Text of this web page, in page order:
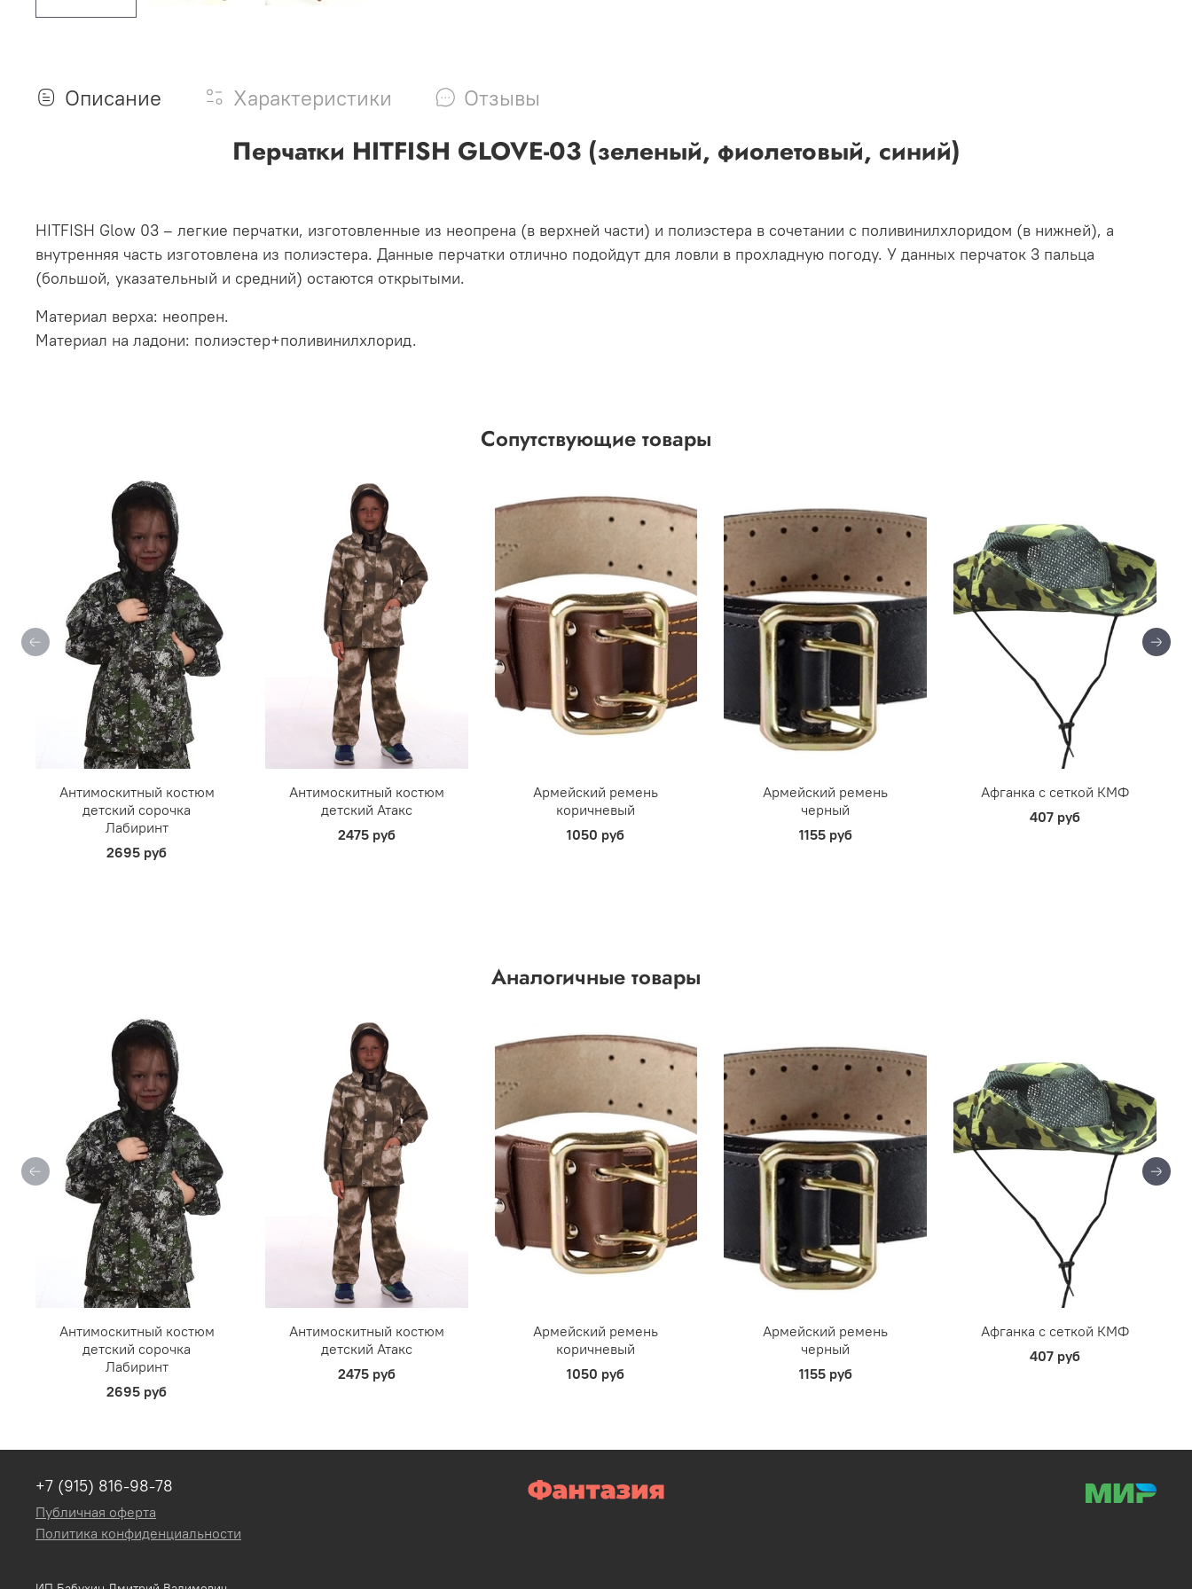
Описание Характеристики Отзывы
Перчатки HITFISH GLOVE-03 (зеленый, фиолетовый, синий)
HITFISH Glow 03 – легкие перчатки, изготовленные из неопрена (в верхней части) и полиэстера в сочетании с поливинилхлоридом (в нижней), а
внутренняя часть изготовлена из полиэстера. Данные перчатки отлично подойдут для ловли в прохладную погоду. У данных перчаток 3 пальца
(большой, указательный и средний) остаются открытыми.
Материал верха: неопрен.
Материал на ладони: полиэстер+поливинилхлорид.
Сопутствующие товары
Антимоскитный костюм
детский сорочка
Лабиринт
2695 руб
Антимоскитный костюм
детский Атакс
2475 руб
Армейский ремень
коричневый
1050 руб
Армейский ремень
черный
1155 руб
Афганка с сеткой КМФ
407 руб
Аналогичные товары
Антимоскитный костюм
детский сорочка
Лабиринт
2695 руб
Антимоскитный костюм
детский Атакс
2475 руб
Армейский ремень
коричневый
1050 руб
Армейский ремень
черный
1155 руб
Афганка с сеткой КМФ
407 руб
+7 (915) 816-98-78
Публичная оферта
Политика конфиденциальности